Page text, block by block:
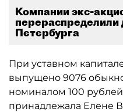
Компании экс-
перераспределили
Петербурга
При уставном
выпущено 9076
номиналом 100
принадлежала Елене